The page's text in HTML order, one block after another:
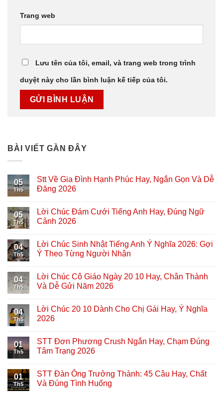
Trang web
Lưu tên của tôi, email, và trang web trong trình
duyệt này cho lần bình luận kế tiếp của tôi.
BÀI VIẾT GẦN ĐÂY
05
Th5
Stt Về Gia Đình Hạnh Phúc Hay, Ngắn Gọn Và Dễ
Đăng 2026
05
Th5
Lời Chúc Đám Cưới Tiếng Anh Hay, Đúng Ngữ
Cảnh 2026
04
Th5
Lời Chúc Sinh Nhật Tiếng Anh Ý Nghĩa 2026: Gợi
Ý Theo Từng Người Nhận
04
Th5
Lời Chúc Cô Giáo Ngày 20 10 Hay, Chân Thành
Và Dễ Gửi Năm 2026
04
Th5
Lời Chúc 20 10 Dành Cho Chị Gái Hay, Ý Nghĩa
2026
01
Th5
STT Đơn Phương Crush Ngắn Hay, Chạm Đúng
Tâm Trạng 2026
01
Th5
STT Đàn Ông Trưởng Thành: 45 Câu Hay, Chất
Và Đúng Tình Huống